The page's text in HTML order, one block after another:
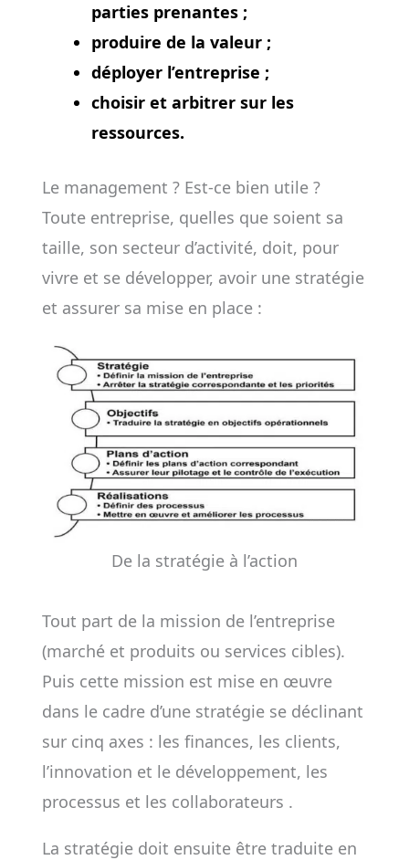
parties prenantes ;
produire de la valeur ;
déployer l’entreprise ;
choisir et arbitrer sur les
ressources.
Le management ? Est-ce bien utile ?
Toute entreprise, quelles que soient sa
taille, son secteur d’activité, doit, pour
vivre et se développer, avoir une stratégie
et assurer sa mise en place :
De la stratégie à l’action
Tout part de la mission de l’entreprise
(marché et produits ou services cibles).
Puis cette mission est mise en œuvre
dans le cadre d’une stratégie se déclinant
sur cinq axes : les finances, les clients,
l’innovation et le développement, les
processus et les collaborateurs .
La stratégie doit ensuite être traduite en